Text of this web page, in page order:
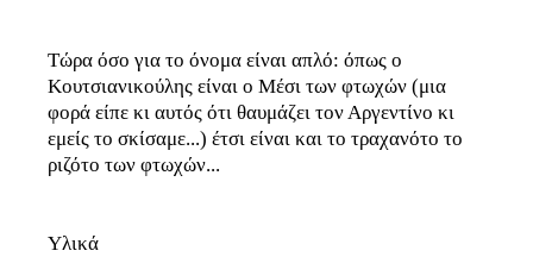
Τώρα όσο για το όνομα είναι απλό: όπως ο
Κουτσιανικούλης είναι ο Μέσι των φτωχών (μια
φορά είπε κι αυτός ότι θαυμάζει τον Αργεντίνο κι
εμείς το σκίσαμε...) έτσι είναι και το τραχανότο το
ριζότο των φτωχών...
Υλικά